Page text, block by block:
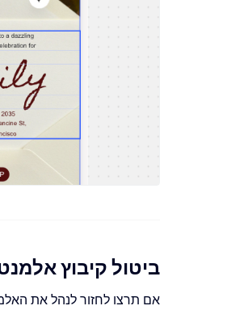
ביטול קיבוץ
אם תרצו לחזור לנהל את